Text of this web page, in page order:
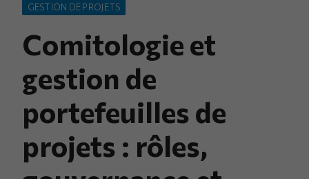
GESTION DE PROJETS
Comitologie et
gestion de
portefeuilles de
projets : rôles,